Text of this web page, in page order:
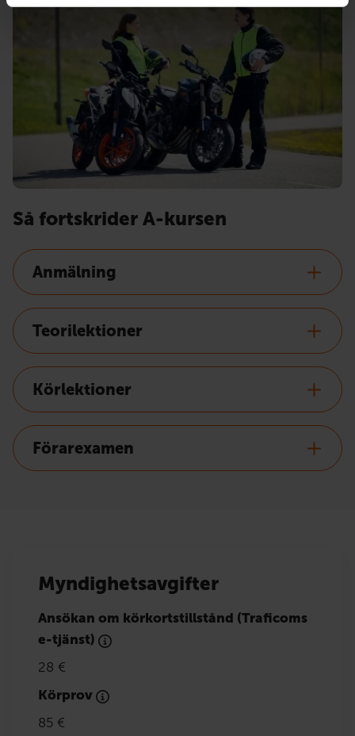
Så fortskrider A-kursen
Anmälning
Teorilektioner
Körlektioner
Förarexamen
Myndighetsavgifter
Ansökan om körkortstillstånd (Traficoms
e-tjänst)
28 €
Körprov
85 €